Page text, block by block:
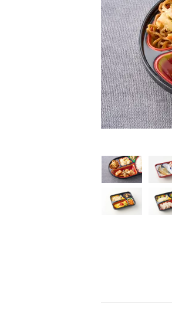
制限食
糖質カロリー調整食
648円(1食分/税込)